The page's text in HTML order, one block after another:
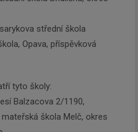
střední škola
Opava, příspěvková
tyto školy:
Balzacova 2/1190,
škola Melč, okres